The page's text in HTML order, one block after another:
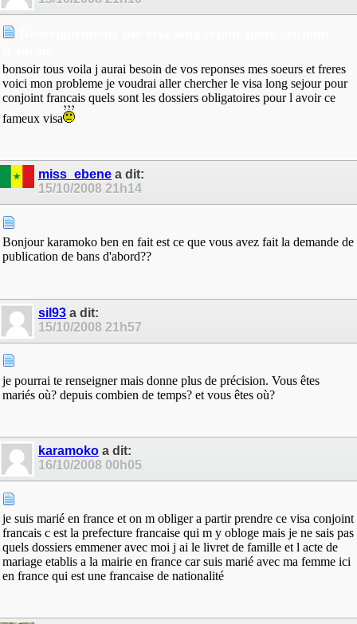
bonsoir tous voila j aurai besoin de vos reponses mes soeurs et freres
voici mon probleme je voudrai aller chercher le visa long sejour pour
conjoint francais quels sont les dossiers obligatoires pour l avoir ce
fameux visa
miss_ebene a dit:
15/10/2008 21h14
Bonjour karamoko ben en fait est ce que vous avez fait la demande de
publication de bans d'abord??
sil93 a dit:
15/10/2008 21h57
je pourrai te renseigner mais donne plus de précision. Vous êtes
mariés où? depuis combien de temps? et vous êtes où?
karamoko a dit:
16/10/2008 00h05
je suis marié en france et on m obliger a partir prendre ce visa conjoint
francais c est la prefecture francaise qui m y obloge mais je ne sais pas
quels dossiers emmener avec moi j ai le livret de famille et l acte de
mariage etablis a la mairie en france car suis marié avec ma femme ici
en france qui est une francaise de nationalité